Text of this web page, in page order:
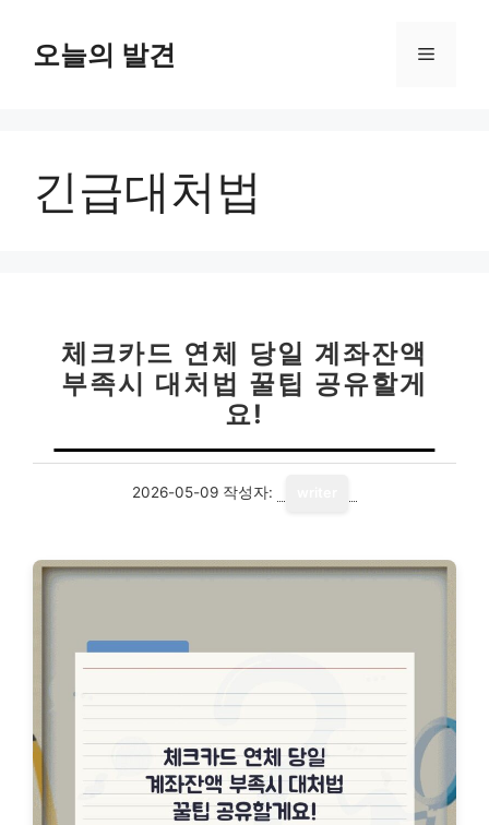
오늘의 발견 메
긴급대처법
체크카드 연체 당일 계좌잔액
부족시 대처법 꿀팁 공유할게
요!
2026-05-09 작성자: